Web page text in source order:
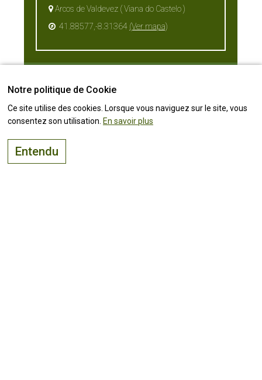
Arcos de Valdevez ( Viana do Castelo )
41.88577,-8.31364 (Ver mapa)
Notre politique de Cookie
Ce site utilise des cookies. Lorsque vous naviguez sur le site, vous
consentez son utilisation. En savoir plus
Entendu